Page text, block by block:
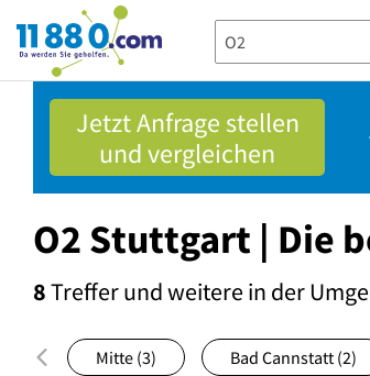
11880.com
Jetzt Anfrage stellen
und vergleichen
O2 Stuttgart | Die
8Treffer und weitere in der
Mitte (3) Bad Cannstatt (2)